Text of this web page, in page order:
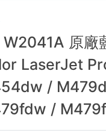
W2041A 原廠
LaserJet
/
/